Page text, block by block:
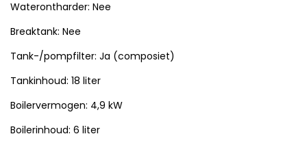
Waterontharder: Nee
Breaktank: Nee
Tank-/pompfilter: Ja (composiet)
Tankinhoud: 18 liter
Boilervermogen: 4,9 kW
Boilerinhoud: 6 liter